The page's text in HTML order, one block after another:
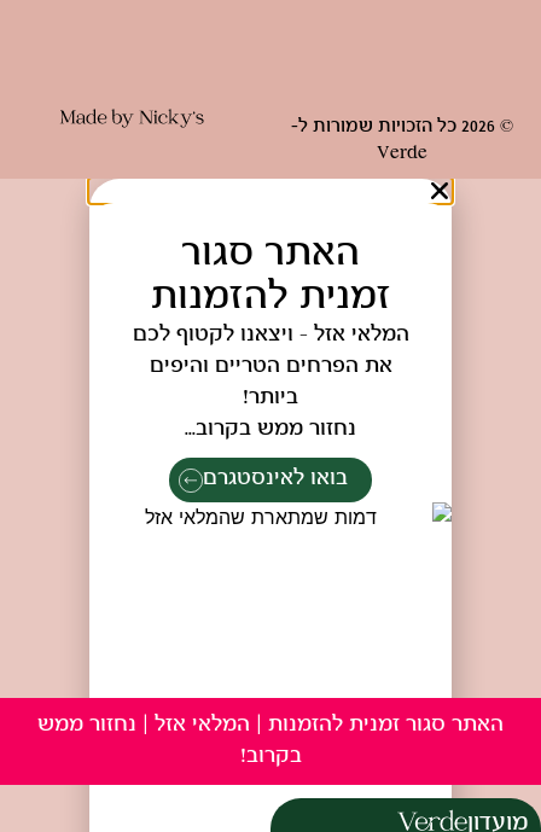
האתר סגור זמנית להזמנות | המלאי אזל | נחזור ממש
בקרוב!
מועדון
© 2026 כל הזכויות שמורות ל-
Verde
האתר סגור
זמנית להזמנות
המלאי אזל – ויצאנו לקטוף לכם
את הפרחים הטריים והיפים
ביותר!
נחזור ממש בקרוב...
בואו לאינסטגרם